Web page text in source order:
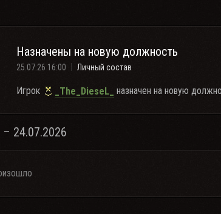
Назначены на новую должность
25.07.26 16:00 Личный состав
Игрок _The_DieseL_ назначен на новую
24.07.2026